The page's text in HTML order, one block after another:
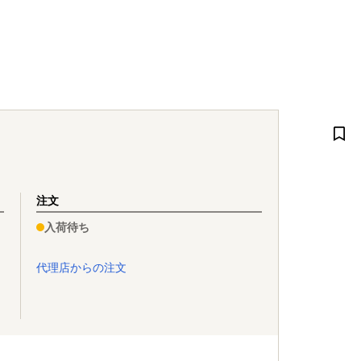
注文
入荷待ち
代理店からの注文